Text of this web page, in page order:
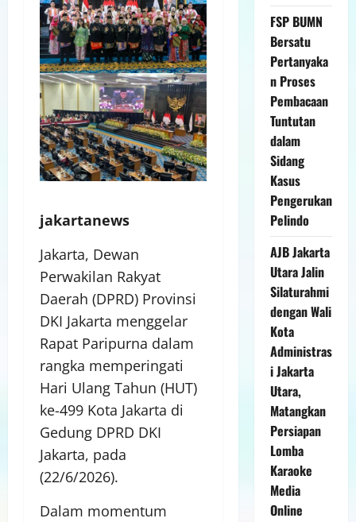
jakartanews
Jakarta, Dewan
Perwakilan Rakyat
Daerah (DPRD) Provinsi
DKI Jakarta menggelar
Rapat Paripurna dalam
rangka memperingati
Hari Ulang Tahun (HUT)
ke-499 Kota Jakarta di
Gedung DPRD DKI
Jakarta, pada
(22/6/2026).
Dalam momentum
FSP BUMN
Bersatu
Pertanyaka
n Proses
Pembacaan
Tuntutan
dalam
Sidang
Kasus
Pengerukan
Pelindo
AJB Jakarta
Utara Jalin
Silaturahmi
dengan Wali
Kota
Administras
i Jakarta
Utara,
Matangkan
Persiapan
Lomba
Karaoke
Media
Online